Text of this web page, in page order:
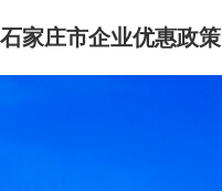
石家庄市企业优惠政策